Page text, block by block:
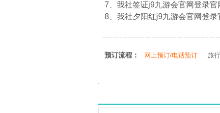
7、我社签证j9九游会官网登录
8、我社夕阳红j9九游会官网登
预订流程： 网上预订/电话预订 旅